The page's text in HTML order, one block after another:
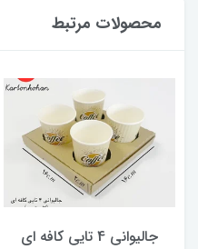
محصولات مرتبط
جالیوانی 4 تایی کافه ای